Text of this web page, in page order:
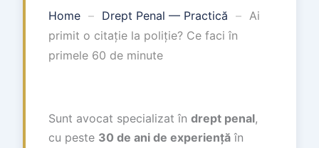
Home – Drept Penal — Practică – Ai
primit o citație la poliție? Ce faci în
primele 60 de minute
Sunt avocat specializat în drept penal,
cu peste 30 de ani de experiență în